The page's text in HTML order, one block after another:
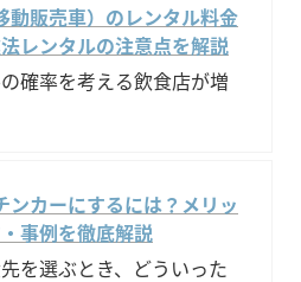
動販売車）のレンタル料金
レンタルの注意点を解説
確率を考える飲食店が増
ンカーにするには？メリッ
事例を徹底解説
を選ぶとき、どういった